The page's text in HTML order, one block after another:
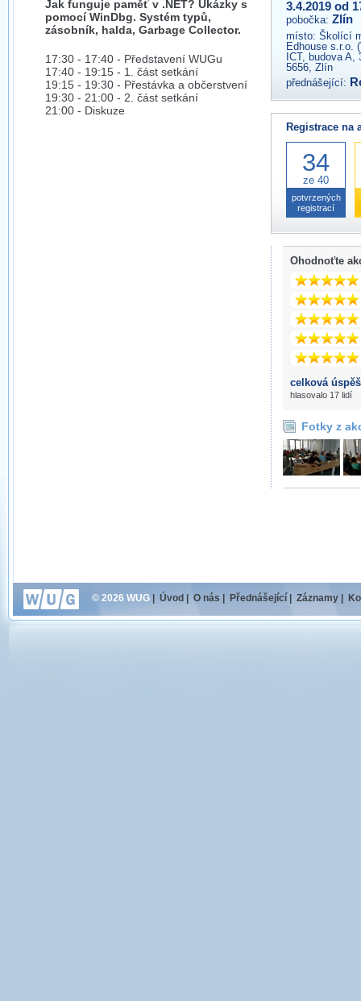
Jak funguje paměť v .NET? Ukázky s
pomocí WinDbg. Systém typů,
zásobník, halda, Garbage Collector.
17:30 - 17:40 - Představení WUGu
17:40 - 19:15 - 1. část setkání
19:15 - 19:30 - Přestávka a občerstvení
19:30 - 21:00 - 2. část setkání
21:00 - Diskuze
3.4.2019 od
pobočka: Zlín
místo: Školící
Edhouse s.r.o.
ICT, budova
5656, Zlín
přednášející:
Registrace na
34
ze 40
potvrzených
registrací
Ohodnoťte
celková
hlasovalo 17 lidí
Fotky z
© 2026 WUG Úvod O nás Přednášející Záznamy